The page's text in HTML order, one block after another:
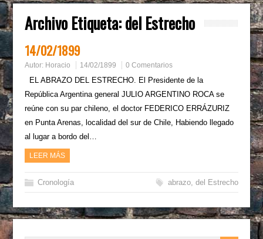
Archivo Etiqueta:del Estrecho
14/02/1899
Autor: Horacio 14/02/1899 0 Comentarios
EL ABRAZO DEL ESTRECHO. El Presidente de la
República Argentina general JULIO ARGENTINO ROCA se
reúne con su par chileno, el doctor FEDERICO ERRÁZURIZ
en Punta Arenas, localidad del sur de Chile, Habiendo llegado
al lugar a bordo del…
LEER MÁS
Cronología abrazo, del Estrecho